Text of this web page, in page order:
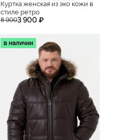
Куртка женская из эко кожи в
стиле ретро
8 9003 900 ₽
в наличии